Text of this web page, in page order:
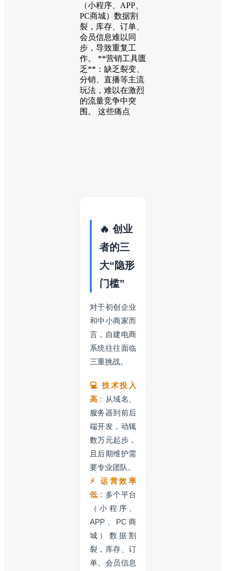
（小程序、APP、
PC商城）数据割
裂，库存、订单、
会员信息难以同
步，导致重复工
作。 **营销工具匮
乏**：缺乏裂变、
分销、直播等主流
玩法，难以在激烈
的流量竞争中突
围。 这些痛点
🔥 创业
者的三
大“隐形
门槛”
对于初创企业
和中小商家而
言，自建电商
系统往往面临
三重挑战。
💻 技术投入
高 ：从域名、
服务器到前后
端开发，动辄
数万元起步，
且后期维护需
要专业团队。
⚡ 运营效率
低 ：多个平台
（小程序、
APP、PC商
城）数据割
裂，库存、订
单、会员信息